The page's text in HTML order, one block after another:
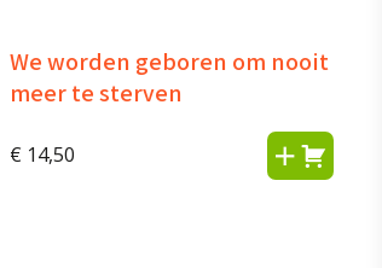
We worden geboren om nooit
meer te sterven
€ 14,50